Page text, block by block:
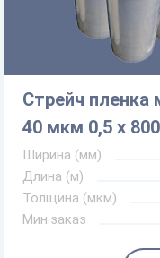
Стрейч пленка
40 мкм 0,5 х
Ширина (мм)
Длина (м)
Толщина (мкм)
Мин.заказ